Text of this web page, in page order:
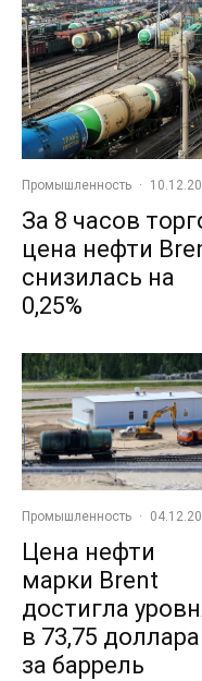
Промышленность ·
За 8 часов
цена нефти
снизилась на
0,25%
Промышленность ·
Цена нефти
марки Brent
достигла
в 73,75 доллара
за баррель